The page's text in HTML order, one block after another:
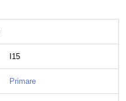
I15
Primare